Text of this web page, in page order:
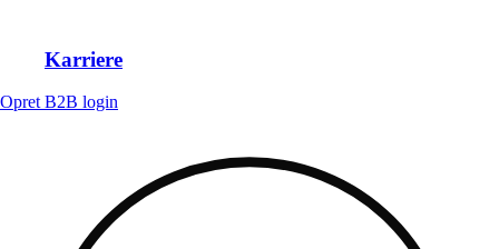
Karriere
Opret B2B login